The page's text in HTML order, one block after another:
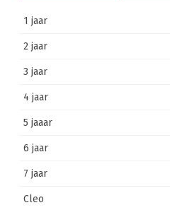
1 jaar
2 jaar
3 jaar
4 jaar
5 jaaar
6 jaar
7 jaar
Cleo